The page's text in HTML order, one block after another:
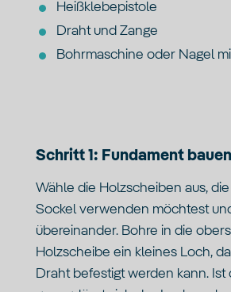
Heißklebepistole
Draht und Zange
Bohrmaschine oder Nagel
Schritt 1: Fundament bauen
Wähle die Holzscheiben aus,
Sockel verwenden möchtest
übereinander. Bohre in die
Holzscheibe ein kleines Loch,
Draht befestigt werden kann. Ist